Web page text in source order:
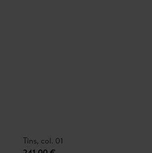
Tins, col. 01